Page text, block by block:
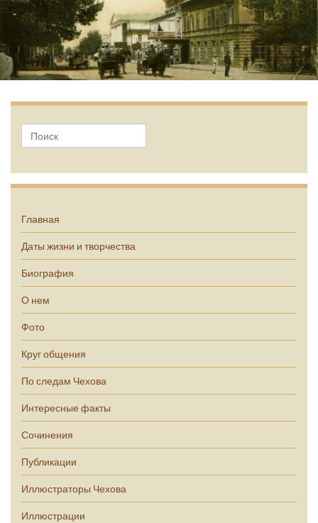
Главная
Даты жизни и творчества
Биография
О нем
Фото
Круг общения
По следам Чехова
Интересные факты
Сочинения
Публикации
Иллюстраторы Чехова
Иллюстрации